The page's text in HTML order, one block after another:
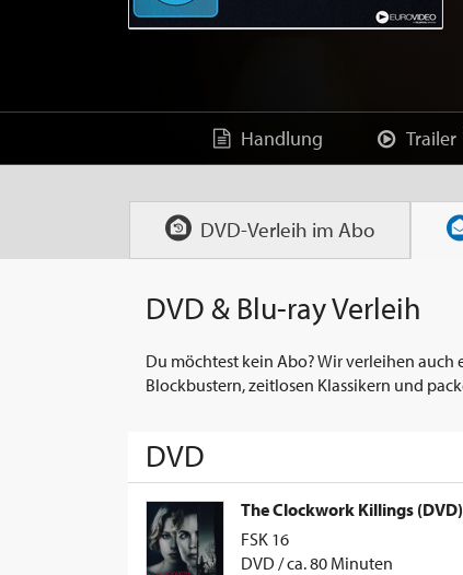
Handlung Trailer
DVD-Verleih im Abo
DVD & Blu-ray Verleih
Du möchtest kein Abo? Wir verleihen
Blockbustern, zeitlosen Klassikern und
DVD
The Clockwork Killings (DVD)
FSK 16
DVD / ca. 80 Minuten